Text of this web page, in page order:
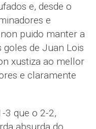
e, desde o
e
puido manter a
goles de Juan Lois
xustiza ao mellor
e claramente
3 que o 2-2,